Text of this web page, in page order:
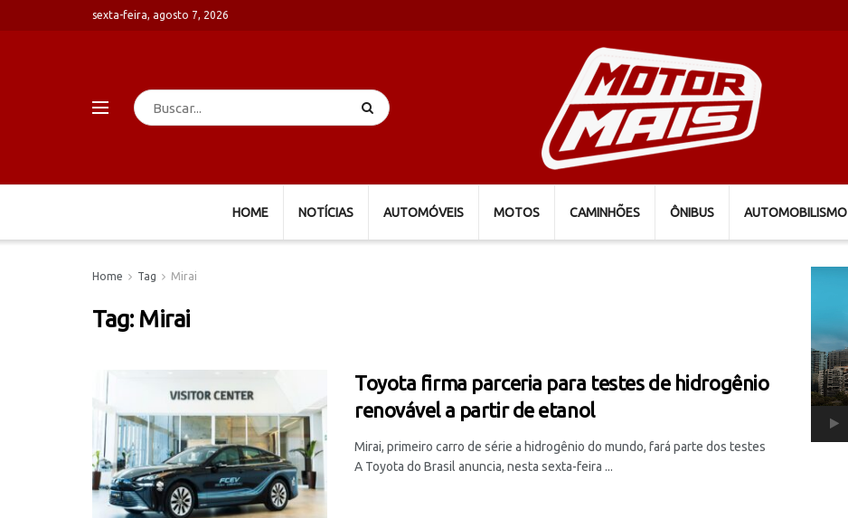
sexta-feira, agosto 7, 2026
HOME NOTÍCIAS AUTOMÓVEIS MOTOS CAMINHÕES ÔNIBUS AUTOMOBILISMO
Home Tag Mirai
Tag: Mirai
Toyota firma parceria para testes de hidrogênio
renovável a partir de etanol
Mirai, primeiro carro de série a hidrogênio do mundo, fará parte dos testes
A Toyota do Brasil anuncia, nesta sexta-feira ...